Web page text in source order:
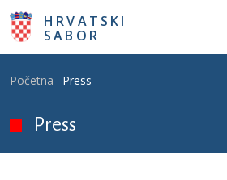
Skoči na glavni sadržaj
HRVATSKI
SABOR
Breadcrumb
Početna Press
Press